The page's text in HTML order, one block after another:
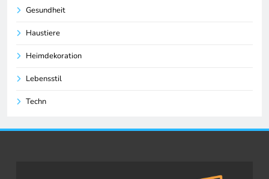
Gesundheit
Haustiere
Heimdekoration
Lebensstil
Techn